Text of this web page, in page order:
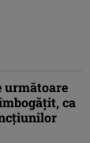
următoare
ca